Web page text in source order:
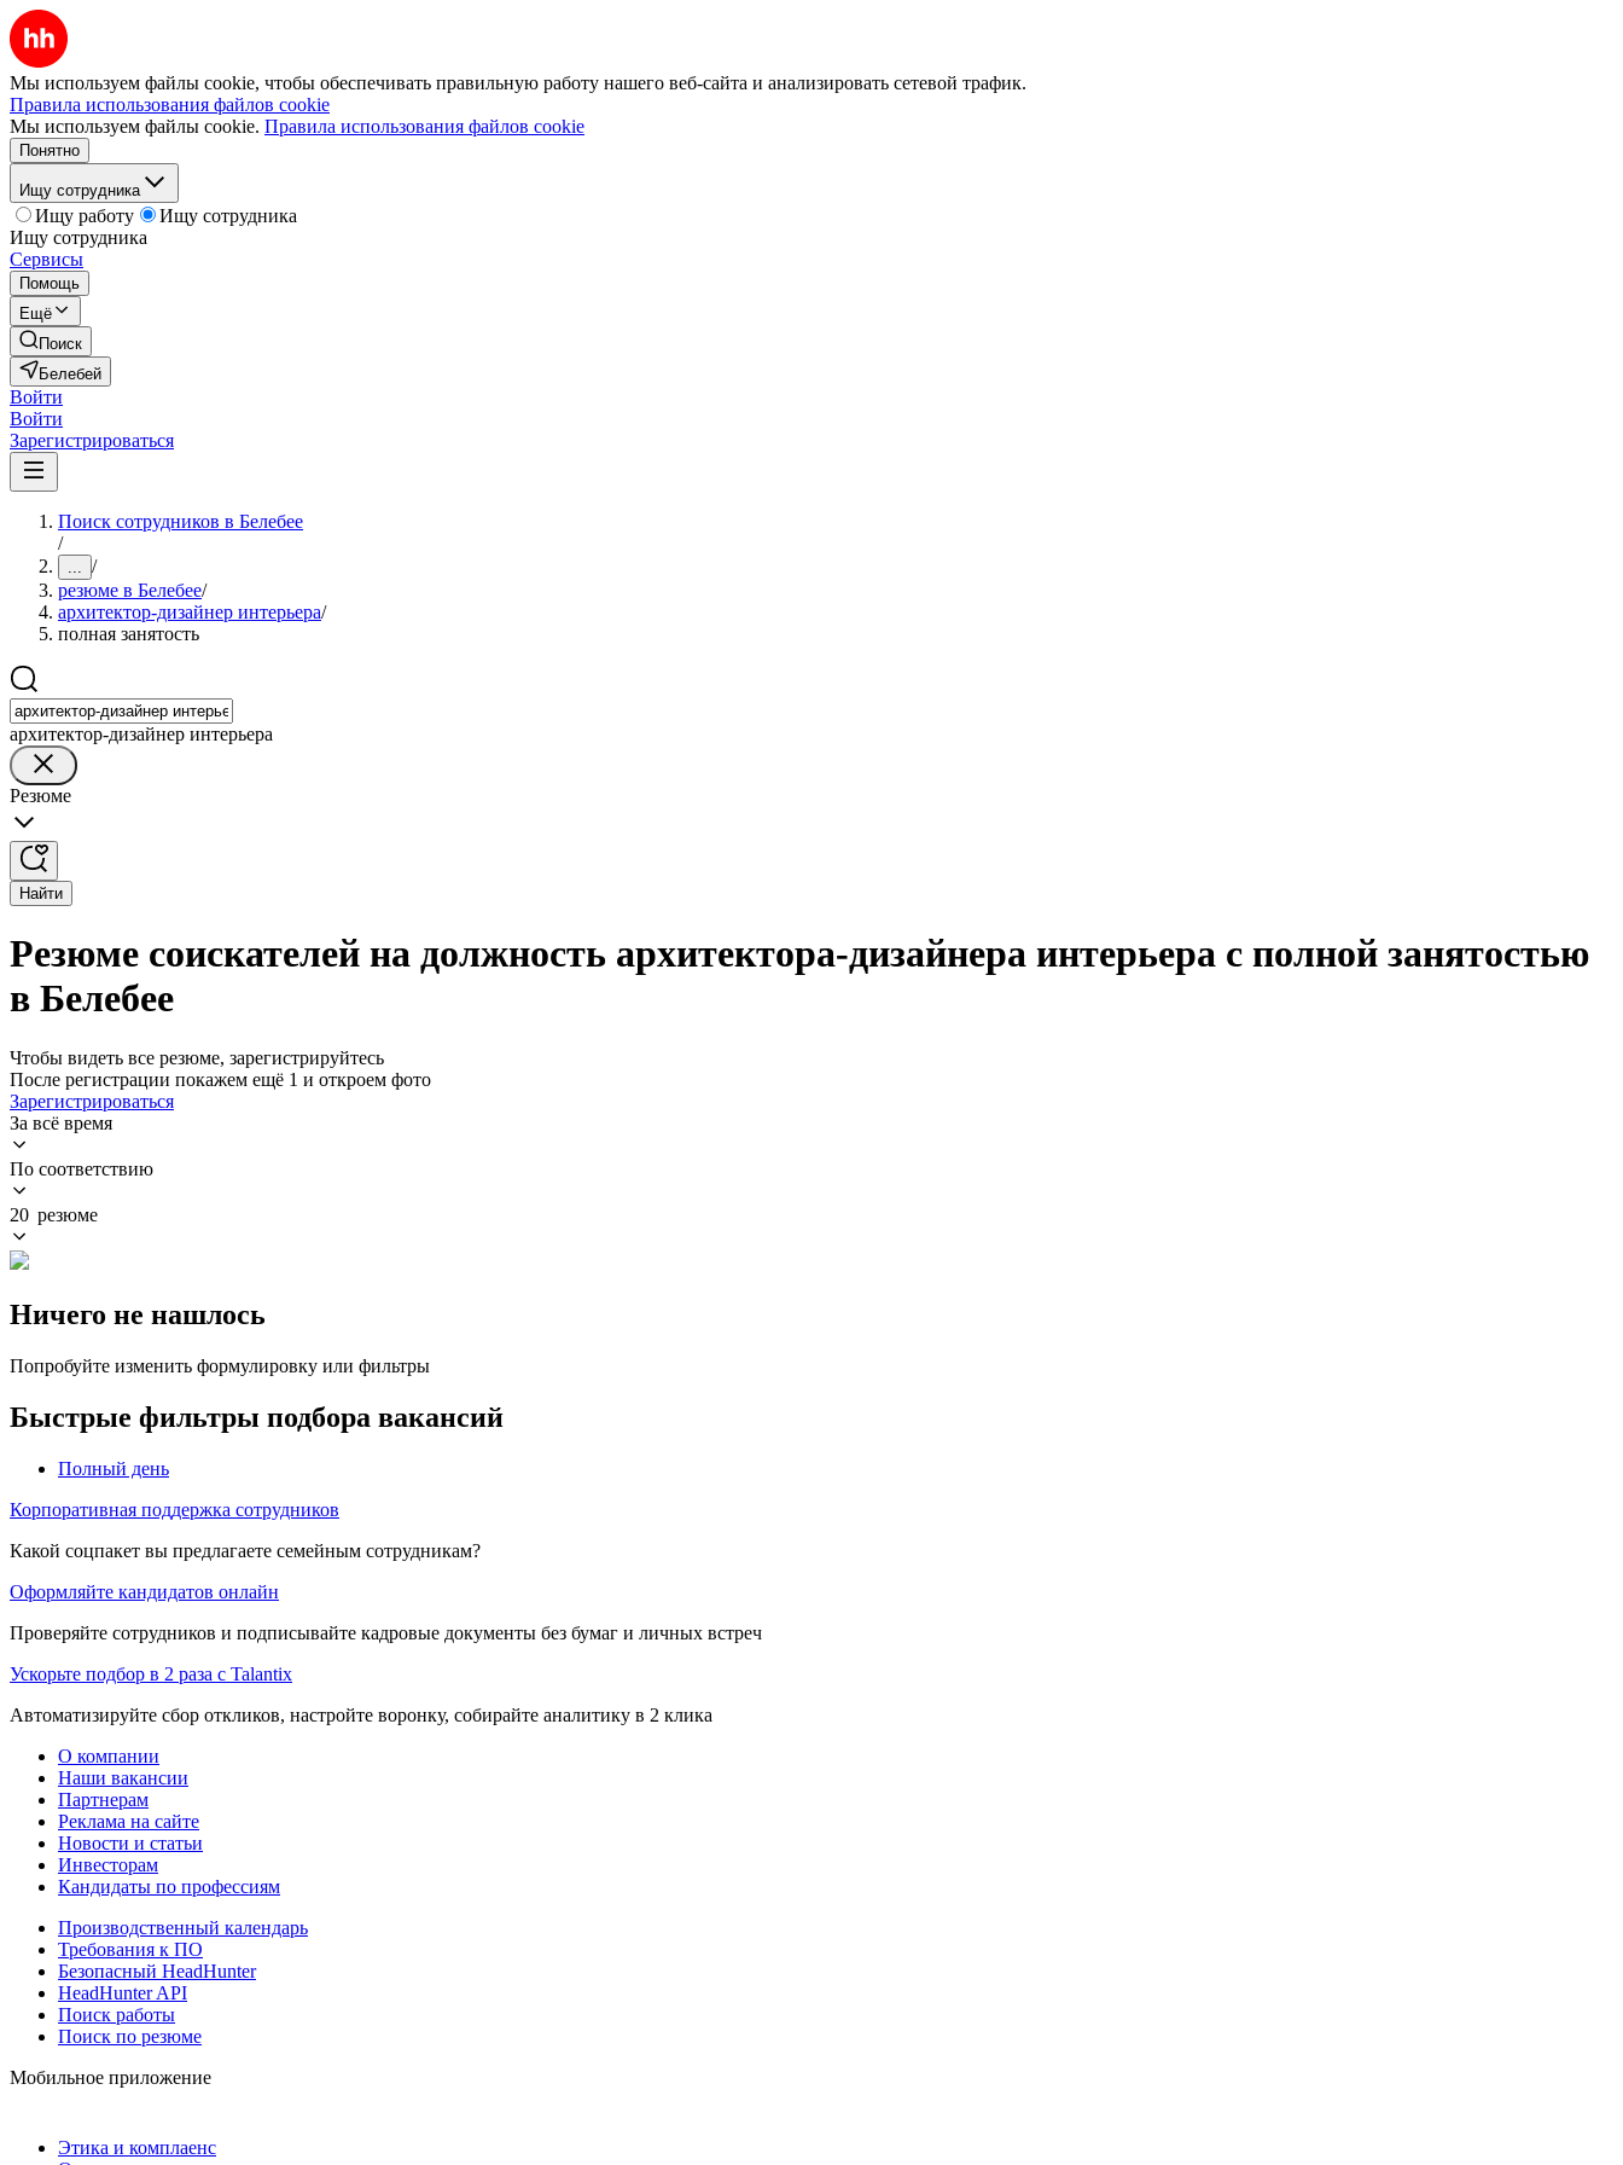
Мы используем файлы cookie, чтобы обеспечивать правильную работу нашего веб-сайта и анализировать сетевой трафик.
Правила использования файлов cookie
Мы используем файлы cookie. Правила использования файлов cookie
Понятно
Ищу сотрудника
Ищу работу
Ищу сотрудника
Ищу сотрудника
Сервисы
Помощь
Ещё
Поиск
Белебей
Войти
Войти
Зарегистрироваться
Поиск сотрудников в Белебее
/
... /
резюме в Белебее/
архитектор-дизайнер интерьера/
полная занятость
архитектор-дизайнер интерьера
Резюме
Найти
Резюме соискателей на должность архитектора-дизайнера интерьера с полной занятостью
в Белебее
Чтобы видеть все резюме, зарегистрируйтесь
После регистрации покажем ещё 1 и откроем фото
Зарегистрироваться
За всё время
По соответствию
20 резюме
Ничего не нашлось
Попробуйте изменить формулировку или фильтры
Быстрые фильтры подбора вакансий
Полный день
Корпоративная поддержка сотрудников
Какой соцпакет вы предлагаете семейным сотрудникам?
Оформляйте кандидатов онлайн
Проверяйте сотрудников и подписывайте кадровые документы без бумаг и личных встреч
Ускорьте подбор в 2 раза с Talantix
Автоматизируйте сбор откликов, настройте воронку, собирайте аналитику в 2 клика
О компании
Наши вакансии
Партнерам
Реклама на сайте
Новости и статьи
Инвесторам
Кандидаты по профессиям
Производственный календарь
Требования к ПО
Безопасный HeadHunter
HeadHunter API
Поиск работы
Поиск по резюме
Мобильное приложение
Этика и комплаенс